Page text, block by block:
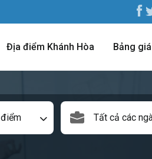
Địa điểm Khánh Hòa Bảng giá
Tất cả các